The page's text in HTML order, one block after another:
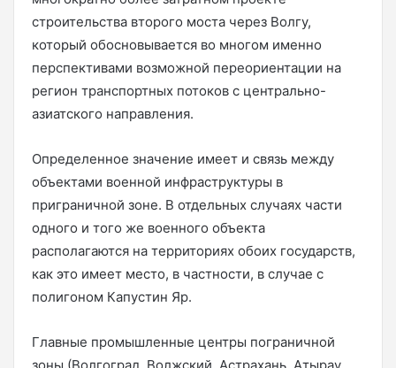
строительства второго моста через Волгу,
который обосновывается во многом именно
перспективами возможной переориентации на
регион транспортных потоков с центрально-
азиатского направления.
Определенное значение имеет и связь между
объектами военной инфраструктуры в
приграничной зоне. В отдельных случаях части
одного и того же военного объекта
располагаются на территориях обоих государств,
как это имеет место, в частности, в случае с
полигоном Капустин Яр.
Главные промышленные центры пограничной